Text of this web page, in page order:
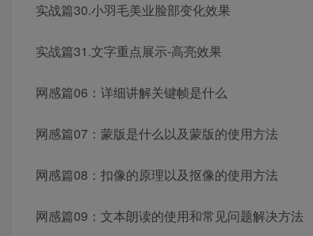
实战篇30.小羽毛美业脸部变化效果
实战篇31.文字重点展示-高亮效果
网感篇06：详细讲解关键帧是什么
网感篇07：蒙版是什么以及蒙版的使用方法
网感篇08：扣像的原理以及抠像的使用方法
网感篇09：文本朗读的使用和常见问题解决方法